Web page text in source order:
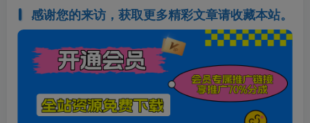
感谢您的来访，获取更多精彩文章请收藏本站。